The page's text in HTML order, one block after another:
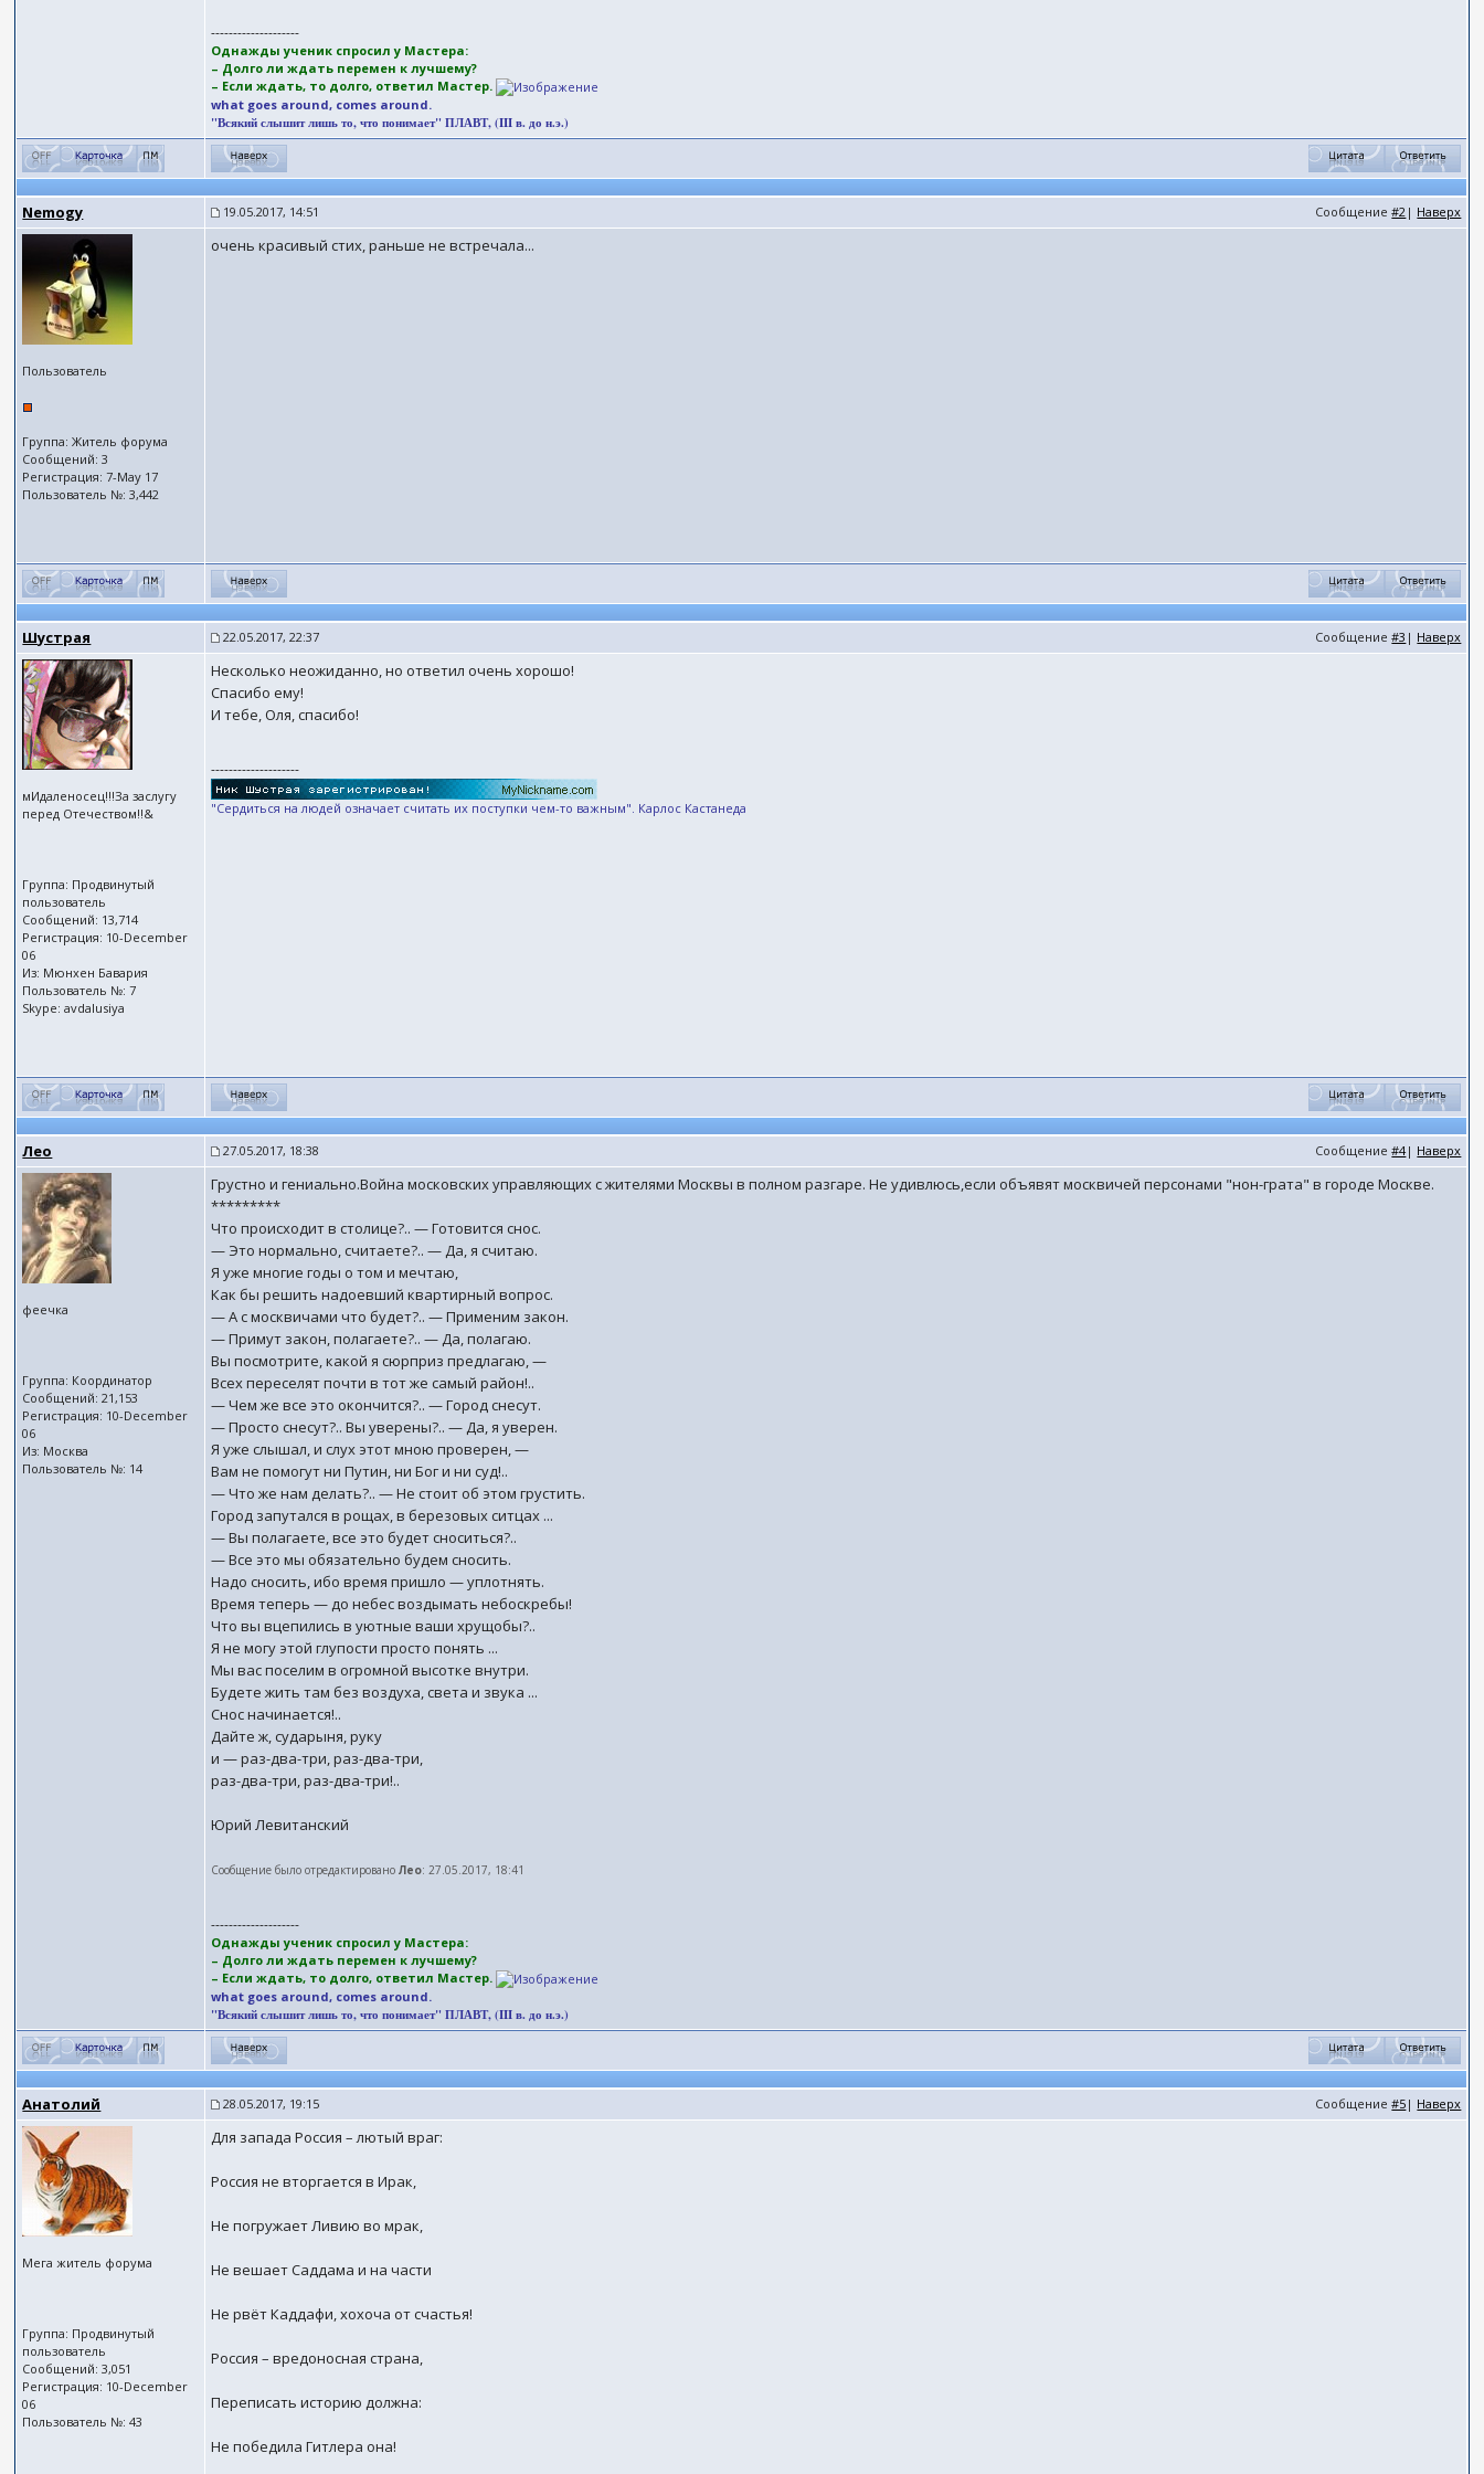
--------------------
Однажды ученик спросил у Мастера:
– Долго ли ждать перемен к лучшему?
– Если ждать, то долго, ответил Мастер.
what goes around, comes around.
"Всякий слышит лишь то, что понимает" ПЛАВТ, (III в. до н.э.)
Nemogy 19.05.2017, 14:51 Сообщение#2 | Наверх
Пользователь
Группа: Житель форума
Сообщений: 3
Регистрация: 7-May 17
Пользователь №: 3,442
очень красивый стих, раньше не встречала...
Шустрая 22.05.2017, 22:37 Сообщение#3 | Наверх
мИдаленосец!!!За заслугу
перед Отечеством!!&
Группа: Продвинутый
пользователь
Сообщений: 13,714
Регистрация: 10-December
06
Из: Мюнхен Бавария
Пользователь №: 7
Skype: avdalusiya
Несколько неожиданно, но ответил очень хорошо!
Спасибо ему!
И тебе, Оля, спасибо!
--------------------
"Сердиться на людей означает считать их поступки чем-то важным". Карлос Кастанеда
Лео 27.05.2017, 18:38 Сообщение#4| Наверх
феечка
Группа: Координатор
Сообщений: 21,153
Регистрация: 10-December
06
Из: Москва
Пользователь №: 14
Грустно и гениально.Война московских управляющих с жителями Москвы в полном разгаре. Не удивлюсь,если объявят москвичей персонами "нон-грата" в городе Москве.
*********
Что происходит в столице?.. — Готовится снос.
— Это нормально, считаете?.. — Да, я считаю.
Я уже многие годы о том и мечтаю,
Как бы решить надоевший квартирный вопрос.
— А с москвичами что будет?.. — Применим закон.
— Примут закон, полагаете?.. — Да, полагаю.
Вы посмотрите, какой я сюрприз предлагаю, —
Всех переселят почти в тот же самый район!..
— Чем же все это окончится?.. — Город снесут.
— Просто снесут?.. Вы уверены?.. — Да, я уверен.
Я уже слышал, и слух этот мною проверен, —
Вам не помогут ни Путин, ни Бог и ни суд!..
— Что же нам делать?.. — Не стоит об этом грустить.
Город запутался в рощах, в березовых ситцах ...
— Вы полагаете, все это будет сноситься?..
— Все это мы обязательно будем сносить.
Надо сносить, ибо время пришло — уплотнять.
Время теперь — до небес воздымать небоскребы!
Что вы вцепились в уютные ваши хрущобы?..
Я не могу этой глупости просто понять ...
Мы вас поселим в огромной высотке внутри.
Будете жить там без воздуха, света и звука ...
Снос начинается!..
Дайте ж, сударыня, руку
и — раз-два-три, раз-два-три,
раз-два-три, раз-два-три!..
Юрий Левитанский
Сообщение было отредактированоЛео: 27.05.2017, 18:41
--------------------
Однажды ученик спросил у Мастера:
– Долго ли ждать перемен к лучшему?
– Если ждать, то долго, ответил Мастер.
what goes around, comes around.
"Всякий слышит лишь то, что понимает" ПЛАВТ, (III в. до н.э.)
Анатолий 28.05.2017, 19:15 Сообщение#5 | Наверх
Мега житель форума
Группа: Продвинутый
пользователь
Сообщений: 3,051
Регистрация: 10-December
06
Пользователь №: 43
Для запада Россия – лютый враг:
Россия не вторгается в Ирак,
Не погружает Ливию во мрак,
Не вешает Саддама и на части
Не рвёт Каддафи, хохоча от счастья!
Россия – вредоносная страна,
Переписать историю должна:
Не победила Гитлера она!